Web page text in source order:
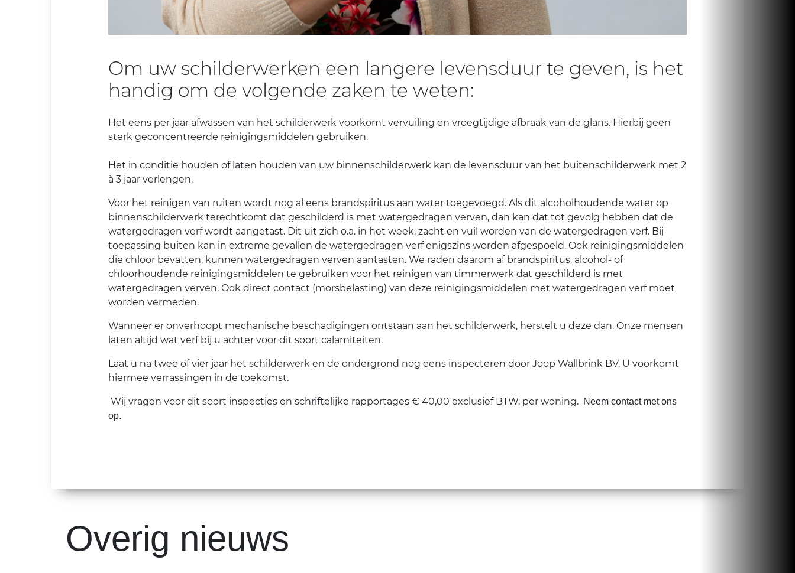
Om uw schilderwerken een langere levensduur te geven, is het
handig om de volgende zaken te weten:
Het eens per jaar afwassen van het schilderwerk voorkomt vervuiling en vroegtijdige afbraak van de glans. Hierbij geen
sterk geconcentreerde reinigingsmiddelen gebruiken.
Het in conditie houden of laten houden van uw binnenschilderwerk kan de levensduur van het buitenschilderwerk met 2
à 3 jaar verlengen.
Voor het reinigen van ruiten wordt nog al eens brandspiritus aan water toegevoegd. Als dit alcoholhoudende water op
binnenschilderwerk terechtkomt dat geschilderd is met watergedragen verven, dan kan dat tot gevolg hebben dat de
watergedragen verf wordt aangetast. Dit uit zich o.a. in het week, zacht en vuil worden van de watergedragen verf. Bij
toepassing buiten kan in extreme gevallen de watergedragen verf enigszins worden afgespoeld. Ook reinigingsmiddelen
die chloor bevatten, kunnen watergedragen verven aantasten. We raden daarom af brandspiritus, alcohol- of
chloorhoudende reinigingsmiddelen te gebruiken voor het reinigen van timmerwerk dat geschilderd is met
watergedragen verven. Ook direct contact (morsbelasting) van deze reinigingsmiddelen met watergedragen verf moet
worden vermeden.
Wanneer er onverhoopt mechanische beschadigingen ontstaan aan het schilderwerk, herstelt u deze dan. Onze mensen
laten altijd wat verf bij u achter voor dit soort calamiteiten.
Laat u na twee of vier jaar het schilderwerk en de ondergrond nog eens inspecteren door Joop Wallbrink BV. U voorkomt
hiermee verrassingen in de toekomst.
Wij vragen voor dit soort inspecties en schriftelijke rapportages € 40,00 exclusief BTW, per woning. Neem contact met ons
op.
Overig nieuws